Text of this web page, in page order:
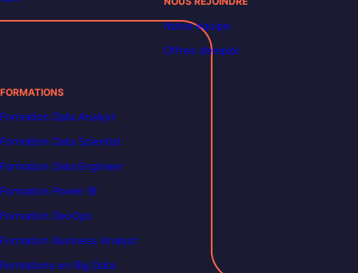
Notre équipe
Offres d’emploi
FORMATIONS
Formation Data Analyst
Formation Data Scientist
Formation Data Engineer
Formation Power BI
Formation DevOps
Formation Business Analyst
Formations en Big Data